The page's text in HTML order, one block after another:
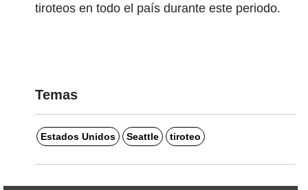
tiroteos en todo el país durante este periodo.
Temas
Estados Unidos Seattle tiroteo